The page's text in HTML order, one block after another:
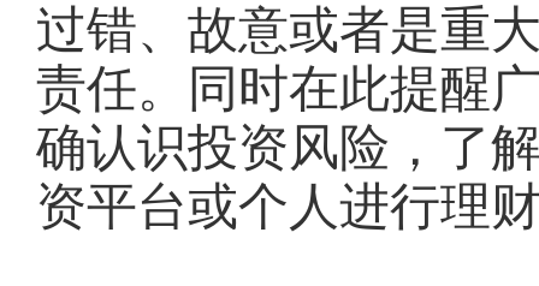
过错、故意或者是重
责任。同时在此提醒
确认识投资风险，了
资平台或个人进行理